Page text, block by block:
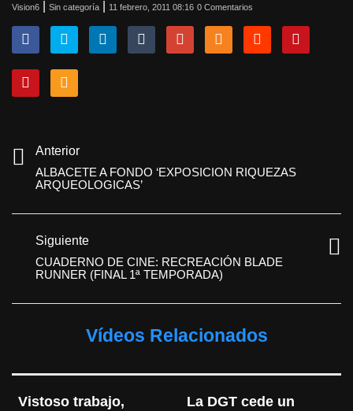
Vision6 Sin categoría 11 febrero, 2011 08:16 0 Comentarios
Anterior
ALBACETE A FONDO ‘EXPOSICION RIQUEZAS
ARQUEOLOGICAS’
Siguiente
CUADERNO DE CINE: RECREACIÓN BLADE
RUNNER (FINAL 1ª TEMPORADA)
Vídeos Relacionados
Vistoso trabajo,
La DGT cede un